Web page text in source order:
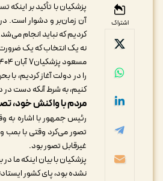
اشتراک
پزشکیان با تأکید بر
آن زمان‌بر و دشوار است.
کردیم که نباید انجام
نه یک انتخاب که یک
را در دولت آغاز کردیم،
کنیم، به شرط آنکه دست در
مردم با واکنش خود،
تصور می‌کرد وقتی با بمب
غیرقابل تصور بود.
پزشکیان با بیان اینکه ما
نشده بود، پای کشور